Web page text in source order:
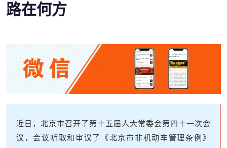
路在何方
近日，北京市召开了第十五届人大常委会第四十一次会
议，会议听取和审议了《北京市非机动车管理条例》